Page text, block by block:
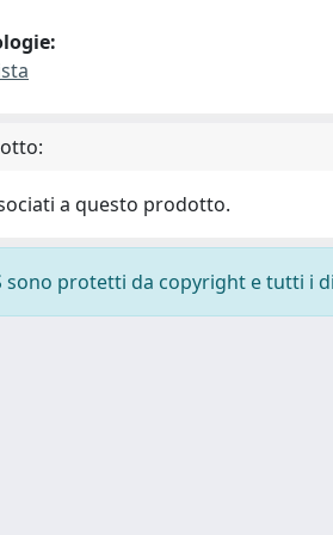
a questo prodotto.
sono protetti da copyright e tutti i